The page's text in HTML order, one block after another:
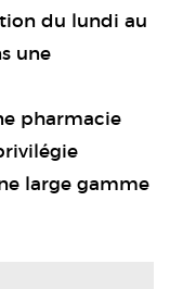
du lundi au
une
pharmacie
large gamme